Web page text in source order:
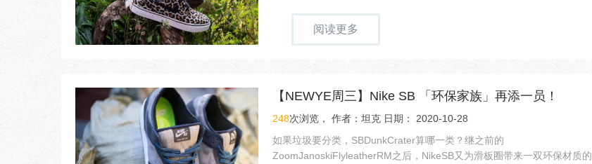
阅读更多
【NEWYE周三】Nike SB 「环保家族」再添一员！
248次浏览， 作者：坦克 日期： 2020-10-28
如果垃圾要分类，SBDunkCrater算哪一类？继之前的
ZoomJanoskiFlyleatherRM之后，NikeSB又为滑板圈带来一双环保材质的